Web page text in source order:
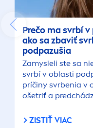
Prečo ma svrbí
ako sa zbaviť
podpazušia
Zamysleli ste sa
svrbí v oblasti
príčiny svrbenia v
ošetriť a
ZISTIŤ VIAC